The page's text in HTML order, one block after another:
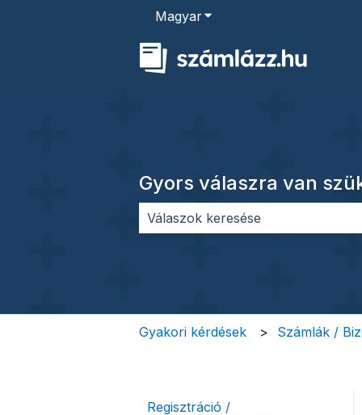
MagyarAlmenü megjelenítése
Gyors válaszra van
Gyakori kérdések Számlák /
Regisztráció /